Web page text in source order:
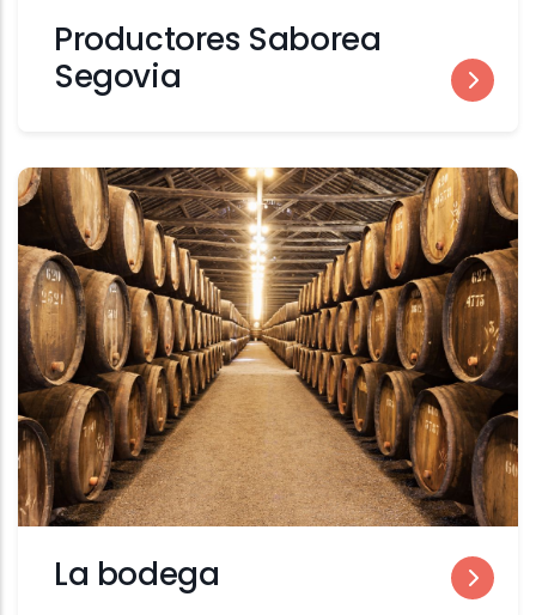
Productores Saborea
Segovia
La bodega